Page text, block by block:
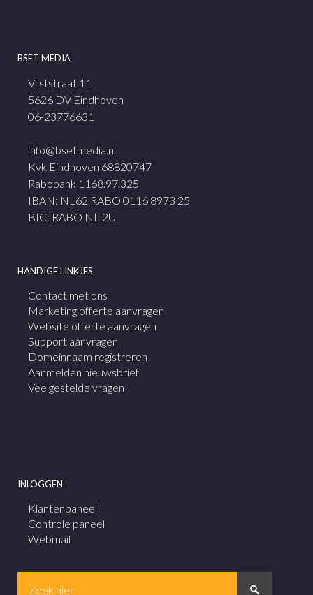
BSET MEDIA
Vliststraat 11
5626 DV Eindhoven
06-23776631
info@bsetmedia.nl
Kvk Eindhoven 68820747
Rabobank 1168.97.325
IBAN: NL62 RABO 0116 8973 25
BIC: RABO NL 2U
HANDIGE LINKJES
Contact met ons
Marketing offerte aanvragen
Website offerte aanvragen
Support aanvragen
Domeinnaam registreren
Aanmelden nieuwsbrief
Veelgestelde vragen
INLOGGEN
Klantenpaneel
Controle paneel
Webmail